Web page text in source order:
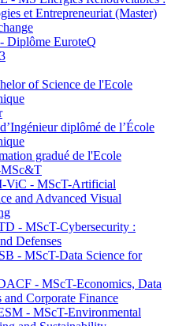
et Entrepreneuriat (Master)
Diplôme EuroteQ
of Science de l'Ecole
diplômé de l’École
gradué de l'Ecole
MSc&T
ViC - MScT-Artificial
and Advanced Visual
- MScT-Cybersecurity :
Defenses
- MScT-Data Science for
- MScT-Economics, Data
and Corporate Finance
- MScT-Environmental